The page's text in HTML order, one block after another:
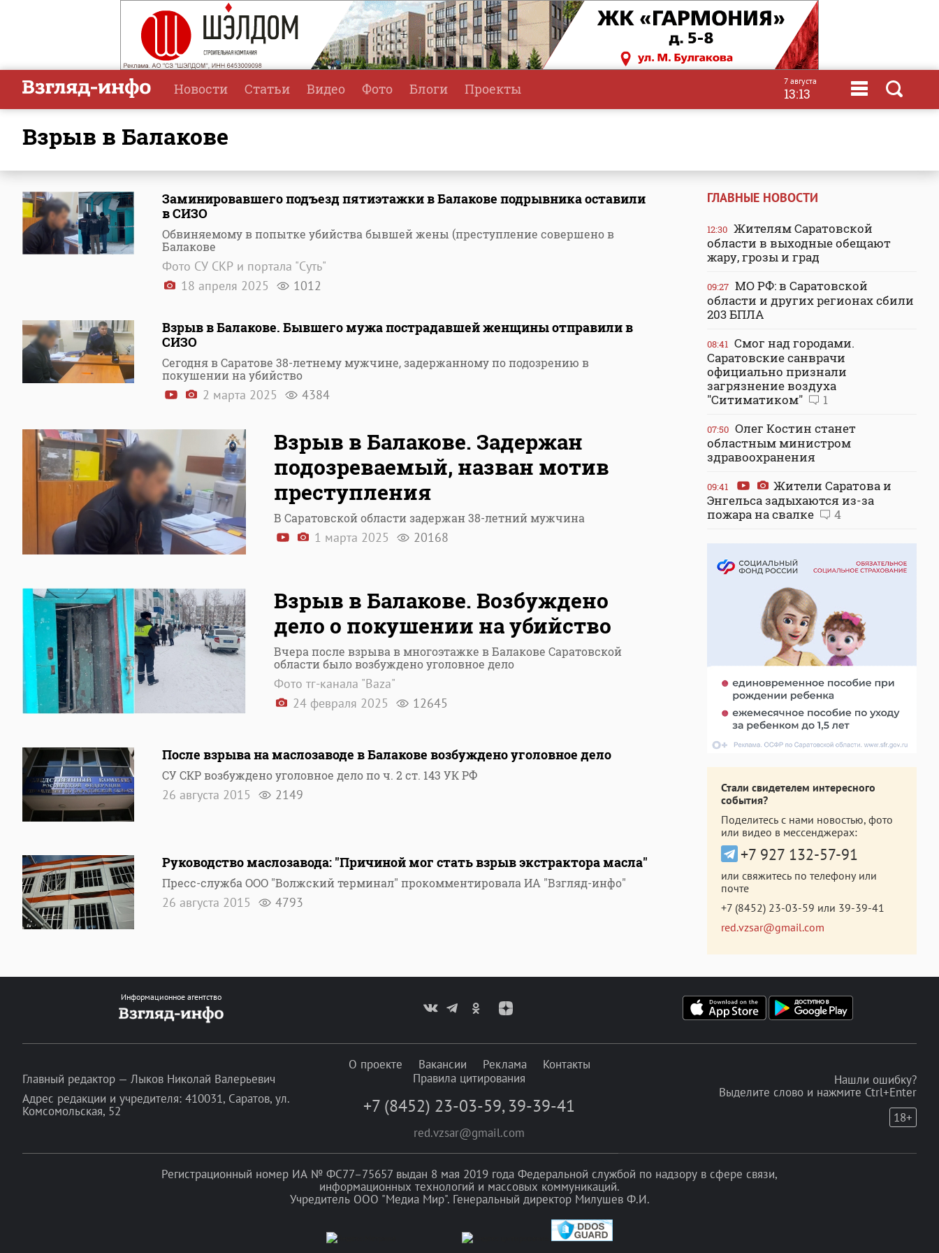
Новости Статьи Видео Фото Блоги Проекты 7 августа
13:13
взрыв в Балакове
Заминировавшего подъезд пятиэтажки в Балакове подрывника оставили
в СИЗО
Обвиняемому в попытке убийства бывшей жены (преступление совершено в
Балакове
Фото СУ СКР и портала "Суть"
18 апреля 2025
1012
Взрыв в Балакове. Бывшего мужа пострадавшей женщины отправили в
СИЗО
Сегодня в Саратове 38-летнему мужчине, задержанному по подозрению в
покушении на убийство
2 марта 2025 4384
Взрыв в Балакове. Задержан
подозреваемый, назван мотив
преступления
В Саратовской области задержан 38-летний мужчина
1 марта 2025 20168
Взрыв в Балакове. Возбуждено
дело о покушении на убийство
Вчера после взрыва в многоэтажке в Балакове Саратовской
области было возбуждено уголовное дело
Фото тг-канала "Baza"
24 февраля 2025
12645
После взрыва на маслозаводе в Балакове возбуждено уголовное дело
СУ СКР возбуждено уголовное дело по ч. 2 ст. 143 УК РФ
26 августа 2015 2149
Руководство маслозавода: "Причиной мог стать взрыв экстрактора масла"
Пресс-служба ООО "Волжский терминал" прокомментировала ИА "Взгляд-инфо"
26 августа 2015 4793
ГЛАВНЫЕ НОВОСТИ
12:30 Жителям Саратовской
области в выходные обещают
жару, грозы и град
09:27 МО РФ: в Саратовской
области и других регионах сбили
203 БПЛА
08:41 Смог над городами.
Саратовские санврачи
официально признали
загрязнение воздуха
"Ситиматиком"
1
07:50 Олег Костин станет
областным министром
здравоохранения
09:41
Жители Саратова и
Энгельса задыхаются из-за
пожара на свалке
4
Стали свидетелем интересного
события?
Поделитесь с нами новостью, фото
или видео в мессенджерах:
+7 927 132-57-91
или свяжитесь по телефону или
почте
+7 (8452) 23-03-59 или 39-39-41
red.vzsar@gmail.com
Информационное агентство
Главный редактор — Лыков Николай Валерьевич
Адрес редакции и учредителя: 410031, Саратов, ул.
Комсомольская, 52
О проекте Вакансии Реклама
Контакты
Правила цитирования
+7 (8452) 23-03-59, 39-39-41
red.vzsar@gmail.com
Нашли ошибку?
Выделите слово и нажмите Ctrl+Enter
18+
Регистрационный номер ИА № ФС77–75657 выдан 8 мая 2019 года Федеральной службой по надзору в сфере связи,
информационных технологий и массовых коммуникаций.
Учредитель ООО "Медиа Мир". Генеральный директор Милушев Ф.И.